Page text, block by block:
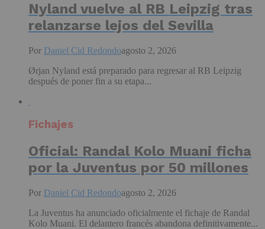
Nyland vuelve al RB Leipzig tras
relanzarse lejos del Sevilla
Por Daniel Cid Redondoagosto 2, 2026
Ørjan Nyland está preparado para regresar al RB Leipzig
después de poner fin a su etapa...
Fichajes
Oficial: Randal Kolo Muani ficha
por la Juventus por 50 millones
Por Daniel Cid Redondoagosto 2, 2026
La Juventus ha anunciado oficialmente el fichaje de Randal
Kolo Muani. El delantero francés abandona definitivamente...